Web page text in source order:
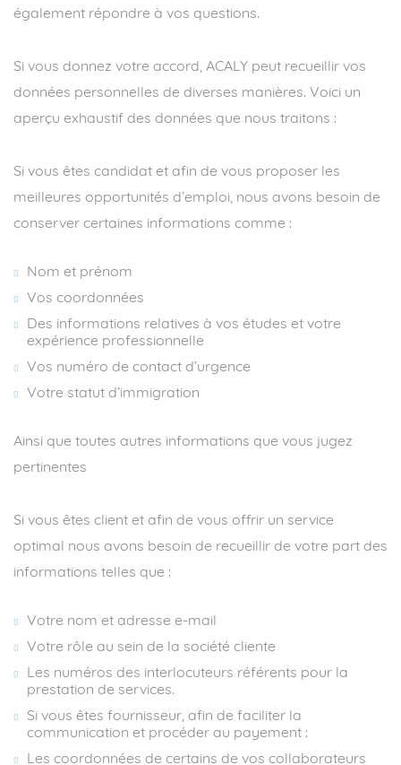
également répondre à vos questions.
Si vous donnez votre accord, ACALY peut recueillir vos
données personnelles de diverses manières. Voici un
aperçu exhaustif des données que nous traitons :
Si vous êtes candidat et afin de vous proposer les
meilleures opportunités d’emploi, nous avons besoin de
conserver certaines informations comme :
Nom et prénom
Vos coordonnées
Des informations relatives à vos études et votre
expérience professionnelle
Vos numéro de contact d’urgence
Votre statut d’immigration
Ainsi que toutes autres informations que vous jugez
pertinentes
Si vous êtes client et afin de vous offrir un service
optimal nous avons besoin de recueillir de votre part des
informations telles que :
Votre nom et adresse e-mail
Votre rôle au sein de la société cliente
Les numéros des interlocuteurs référents pour la
prestation de services.
Si vous êtes fournisseur, afin de faciliter la
communication et procéder au payement :
Les coordonnées de certains de vos collaborateurs